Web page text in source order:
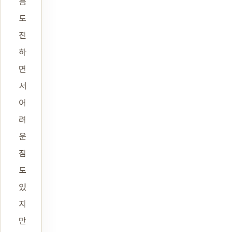
도
전
하
면
서
어
려
운
점
도
있
지
만